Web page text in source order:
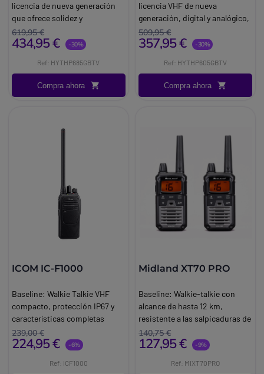
licencia de nueva generación
que ofrece solidez y
rendimiento para la
comunicación
Con licencia VHF
619,95 €
434,95 € -30%
Ref: HYTHP685GBTV
Compra ahora
licencia VHF de nueva
generación, digital y analógico,
protección IP67
Brand:Hytera
509,95 €
357,95 € -30%
Ref: HYTHP605GBTV
Compra ahora
ICOM IC-F1000
Baseline: Walkie Talkie VHF
compacto, protección IP67 y
características completas
Brand:Icom
Info:Con licencia VHF
239,00 €
224,95 € -6%
Ref: ICF1000
Midland XT70 PRO
Baseline:Walkie-talkie con
alcance de hasta 12 km,
resistente a las salpicaduras de
agua con alto rendimiento y
seguridad
Sin licencia
140,75 €
127,95 € -9%
Ref: MIXT70PRO